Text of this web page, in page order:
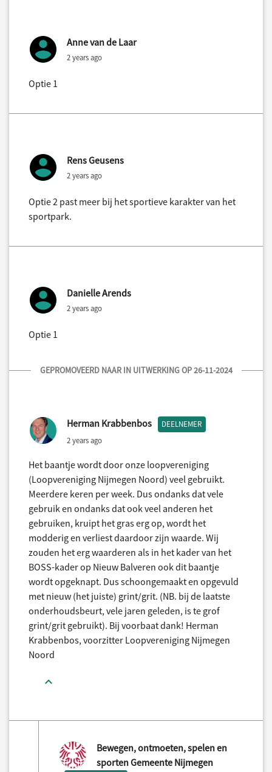
Anne van de Laar
2 years ago
Optie 1
Rens Geusens
2 years ago
Optie 2 past meer bij het sportieve karakter van het
sportpark.
Danielle Arends
2 years ago
Optie 1
GEPROMOVEERD NAAR IN UITWERKING OP 26-11-2024
Herman Krabbenbos DEELNEMER
2 years ago
Het baantje wordt door onze loopvereniging
(Loopvereniging Nijmegen Noord) veel gebruikt.
Meerdere keren per week. Dus ondanks dat vele
gebruik en ondanks dat ook veel anderen het
gebruiken, kruipt het gras erg op, wordt het
modderig en verliest daardoor zijn waarde. Wij
zouden het erg waarderen als in het kader van het
BOSS-kader op Nieuw Balveren ook dit baantje
wordt opgeknapt. Dus schoongemaakt en opgevuld
met nieuw (het juiste) grint/grit. (NB. bij de laatste
onderhoudsbeurt, vele jaren geleden, is te grof
grint/grit gebruikt). Bij voorbaat dank! Herman
Krabbenbos, voorzitter Loopvereniging Nijmegen
Noord
Bewegen, ontmoeten, spelen en
sporten Gemeente Nijmegen